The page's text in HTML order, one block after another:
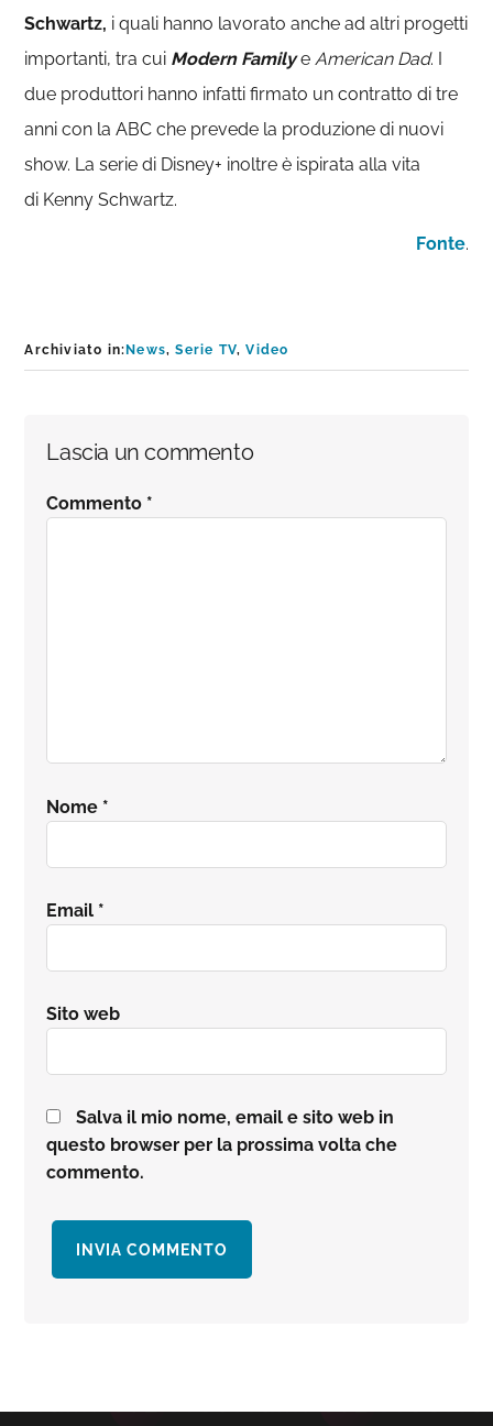
Schwartz, i quali hanno lavorato anche ad altri progetti
importanti, tra cui Modern FamilyeAmerican Dad. I
due produttori hanno infatti firmato un contratto di tre
anni con la ABC che prevede la produzione di nuovi
show. La serie di Disney+ inoltre è ispirata alla vita
di Kenny Schwartz.
Fonte.
Archiviato in: News,Serie TV,Video
Interazioni
del
Lascia un commento
Commento *
Nome *
Email *
Sito web
Salva il mio nome, email e sito web in
questo browser per la prossima volta che
commento.